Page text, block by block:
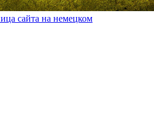
сайта на немецком